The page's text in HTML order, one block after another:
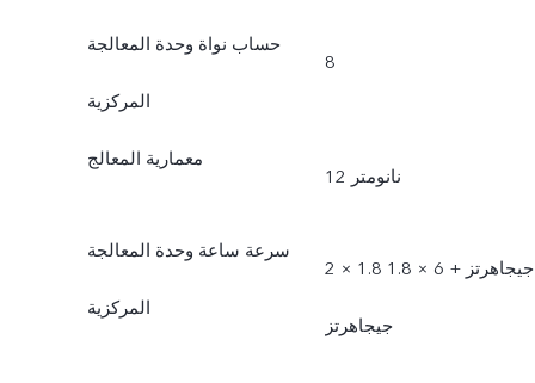
حساب نواة وحدة المعالجة
المركزية
8
معمارية المعالج
12 نانومتر
سرعة ساعة وحدة المعالجة
المركزية
2 × 1.8 جيجاهرتز + 6 × 1.8
جيجاهرتز